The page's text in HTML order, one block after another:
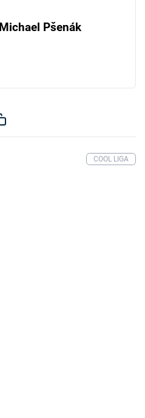
Michael Pšenák
COOL LIGA